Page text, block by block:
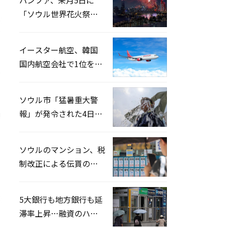
「ソウル世界花火祭り
イースター航空、韓国
国内航空会社で1位を記
ソウル市「猛暑重大警
報」が発令された4日、
ソウルのマンション、税
制改正による伝貰の月
5大銀行も地方銀行も延
滞率上昇…融資のハー